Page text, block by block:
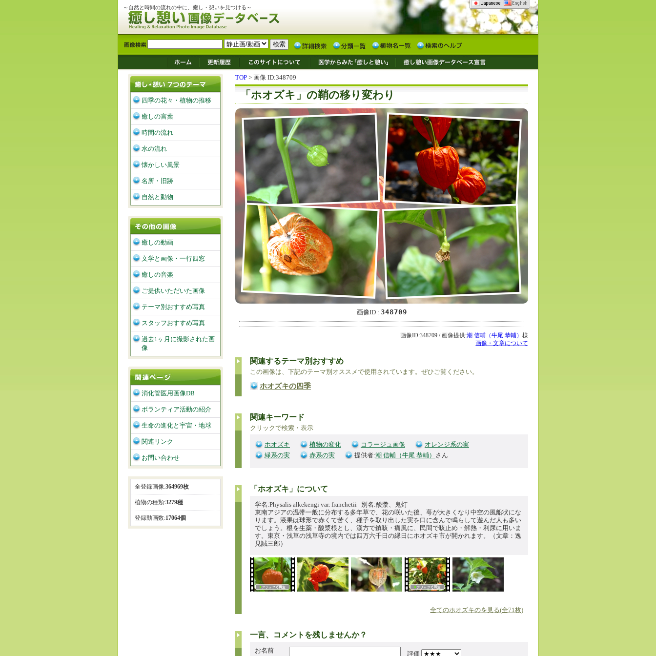
～自然と時間の流れの中に、癒し・憩いを見つける～
TOP > 画像 ID:348709
「ホオズキ」の鞘の移り変わり
画像ID : 348709
画像ID:348709 / 画像提供:潮 信輔（牛尾 恭輔） 様
画像・文章について
関連するテーマ別おすすめ
この画像は、下記のテーマ別オススメで使用されています。ぜひご覧ください。
ホオズキの四季
関連キーワード
クリックで検索・表示
ホオズキ 植物の変化 コラージュ画像
オレンジ系の実
緑系の実
赤系の実 提供者:潮 信輔（牛尾 恭輔） さん
「ホオズキ」について
学名:Physalis alkekengi var. franchetii 別名:酸漿、鬼灯
東南アジアの温帯一般に分布する多年草で、花の咲いた後、萼が大きくなり中空の風船状にな
ります。液果は球形で赤くて苦く、種子を取り出した実を口に含んで鳴らして遊んだ人も多い
でしょう。根を生薬・酸漿根とし、漢方で鎮咳・痛風に、民間で咳止め・解熱・利尿に用いま
す。東京・浅草の浅草寺の境内では四万六千日の縁日にホオズキ市が開かれます。（文章：逸
見誠三郎）
全てのホオズキのを見る(全71枚)
一言、コメントを残しませんか？
お名前 評価
四季の花々・植物の推移
癒しの言葉
時間の流れ
水の流れ
懐かしい風景
名所・旧跡
自然と動物
癒しの動画
文学と画像・一行四窓
癒しの音楽
ご提供いただいた画像
テーマ別おすすめ写真
スタッフおすすめ写真
過去1ヶ月に撮影された画
像
消化管医用画像DB
ボランティア活動の紹介
生命の進化と宇宙・地球
関連リンク
お問い合わせ
全登録画像:364969枚
植物の種類:3279種
登録動画数:17064個